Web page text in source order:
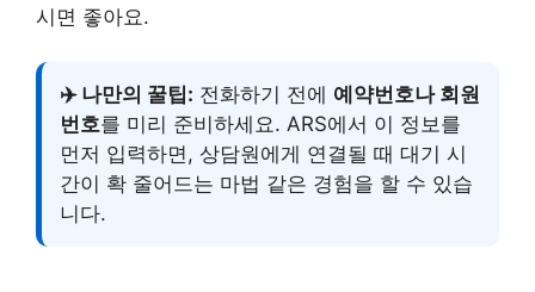
시면 좋아요.
✈️ 나만의 꿀팁: 전화하기 전에 예약번호나 회원
번호를 미리 준비하세요. ARS에서 이 정보를
먼저 입력하면, 상담원에게 연결될 때 대기 시
간이 확 줄어드는 마법 같은 경험을 할 수 있습
니다.